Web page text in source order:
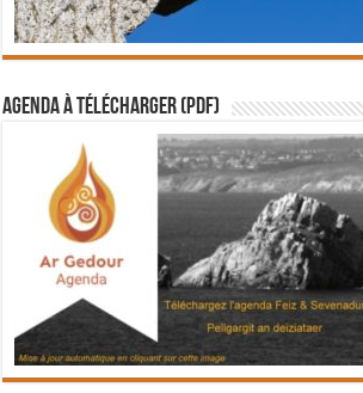
Agenda à télécharger (PDF)